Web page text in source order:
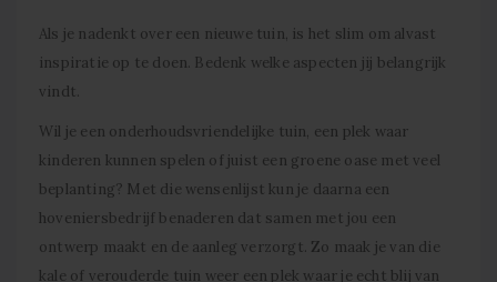
Als je nadenkt over een nieuwe tuin, is het slim om alvast
inspiratie op te doen. Bedenk welke aspecten jij belangrijk
vindt.
Wil je een onderhoudsvriendelijke tuin, een plek waar
kinderen kunnen spelen of juist een groene oase met veel
beplanting? Met die wensenlijst kun je daarna een
hoveniersbedrijf benaderen dat samen met jou een
ontwerp maakt en de aanleg verzorgt. Zo maak je van die
kale of verouderde tuin weer een plek waar je echt blij van